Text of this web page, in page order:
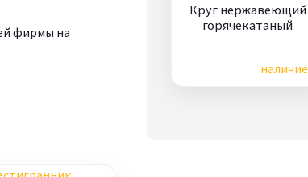
фирмы на
Круг нержавеющий
горячекатаный
наличие